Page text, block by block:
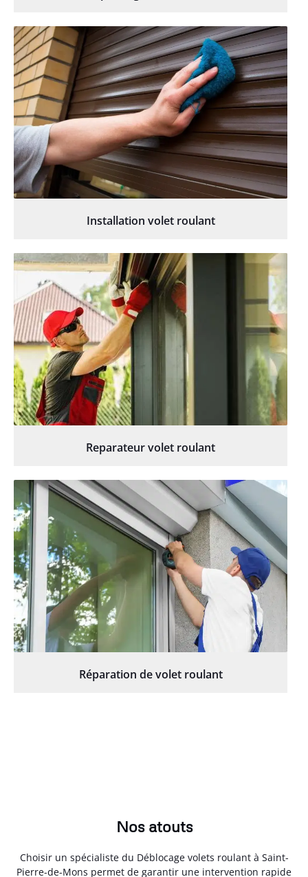
Installation volet roulant
Reparateur volet roulant
Réparation de volet roulant
Nos atouts
Choisir un spécialiste du Déblocage volets roulant à Saint-
Pierre-de-Mons permet de garantir une intervention rapide